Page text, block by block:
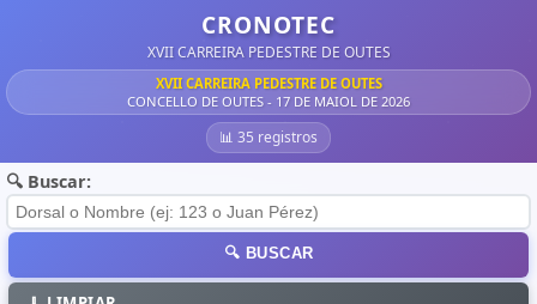
CRONOTEC
XVII CARREIRA PEDESTRE DE OUTES
XVII CARREIRA PEDESTRE DE OUTES
CONCELLO DE OUTES - 17 DE MAIOL DE 2026
📊 35 registros
🔍 Buscar:
🔍 BUSCAR